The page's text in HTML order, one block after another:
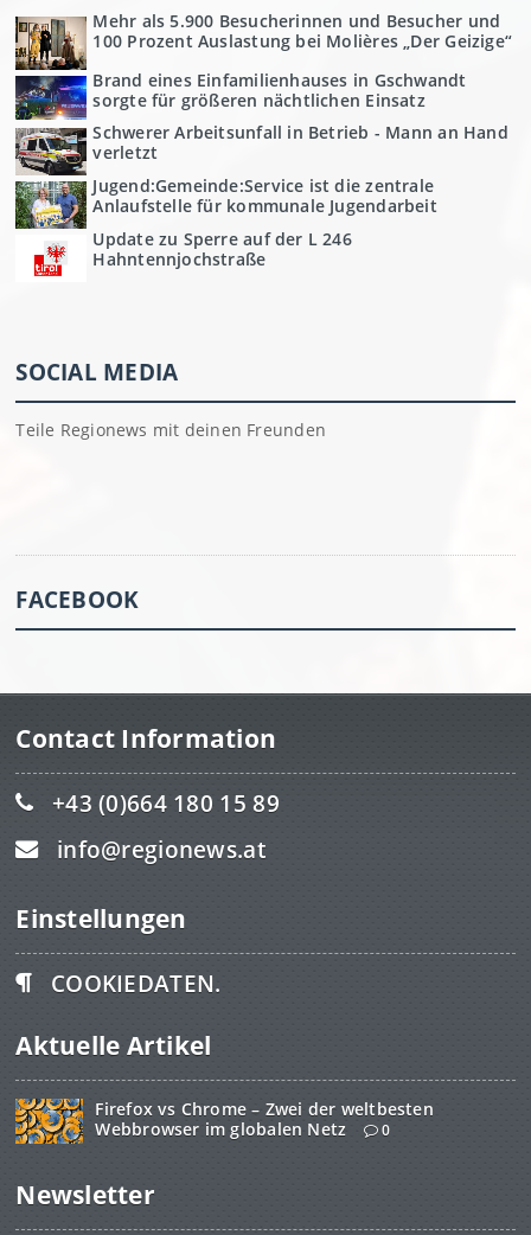
Mehr als 5.900 Besucherinnen und Besucher und
100 Prozent Auslastung bei Molières „Der Geizige“
Brand eines Einfamilienhauses in Gschwandt
sorgte für größeren nächtlichen Einsatz
Schwerer Arbeitsunfall in Betrieb - Mann an Hand
verletzt
Jugend:Gemeinde:Service ist die zentrale
Anlaufstelle für kommunale Jugendarbeit
Update zu Sperre auf der L 246
Hahntennjochstraße
SOCIAL MEDIA
Teile Regionews mit deinen Freunden
FACEBOOK
Contact Information
+43 (0)664 180 15 89
info@regionews.at
Einstellungen
COOKIEDATEN.
Aktuelle Artikel
Firefox vs Chrome – Zwei der weltbesten
Webbrowser im globalen Netz
0
Newsletter